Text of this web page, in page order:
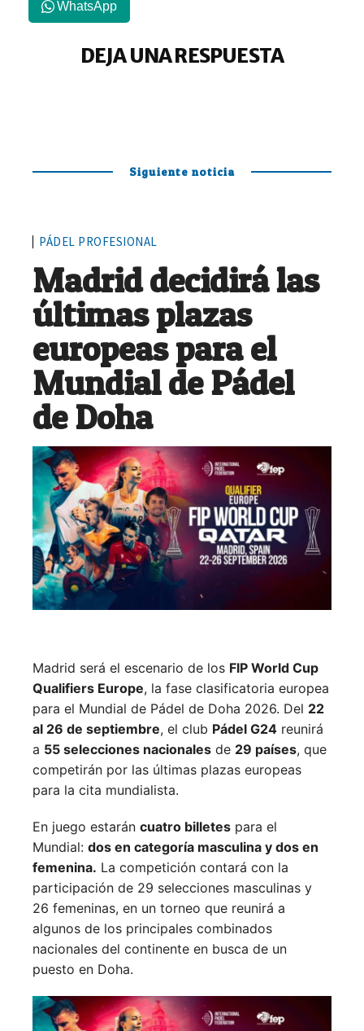
WhatsApp
DEJA UNA RESPUESTA
Siguiente noticia
PÁDEL PROFESIONAL
Madrid decidirá las
últimas plazas
europeas para el
Mundial de Pádel
de Doha
Madrid será el escenario de los FIP World Cup
Qualifiers Europe, la fase clasificatoria europea
para el Mundial de Pádel de Doha 2026. Del 22
al 26 de septiembre, el club Pádel G24 reunirá
a 55 selecciones nacionales de 29 países, que
competirán por las últimas plazas europeas
para la cita mundialista.
En juego estarán cuatro billetes para el
Mundial: dos en categoría masculina y dos en
femenina. La competición contará con la
participación de 29 selecciones masculinas y
26 femeninas, en un torneo que reunirá a
algunos de los principales combinados
nacionales del continente en busca de un
puesto en Doha.